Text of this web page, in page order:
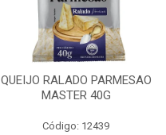
QUEIJO RALADO PARMESAO
MASTER 40G
Código: 12439